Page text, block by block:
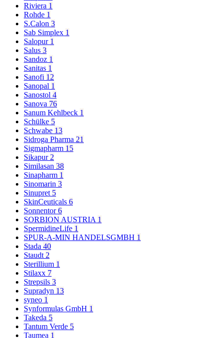
Riviera 1
Rohde 1
S.Calon 3
Sab Simplex 1
Salopur 1
Salus 3
Sandoz 1
Sanitas 1
Sanofi 12
Sanopal 1
Sanostol 4
Sanova 76
Sanum Kehlbeck 1
Schülke 5
Schwabe 13
Sidroga Pharma 21
Sigmapharm 15
Sikapur2
Similasan 38
Sinapharm 1
Sinomarin 3
Sinupret 5
SkinCeuticals 6
Sonnentor6
SORBION AUSTRIA 1
SpermidineLife 1
SPUR-A-MIN HANDELSGMBH 1
Stada 40
Staudt2
Sterillium 1
Stilaxx 7
Strepsils 3
Supradyn 13
syneo 1
Synformulas GmbH 1
Takeda 5
Tantum Verde 5
Taumea 1